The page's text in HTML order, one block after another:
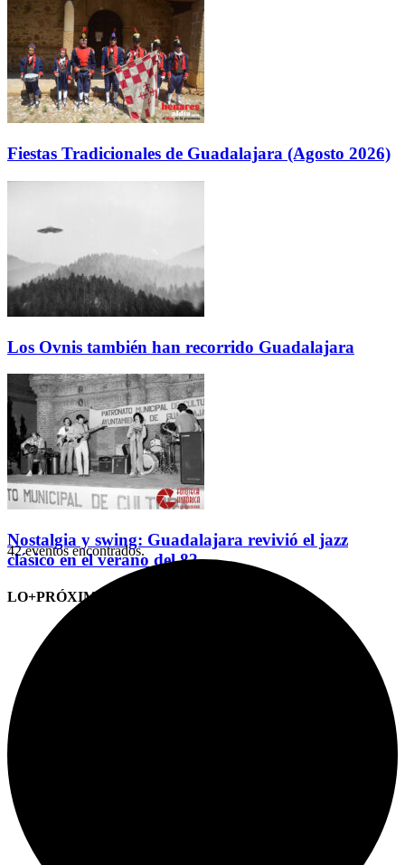
Fiestas Tradicionales de Guadalajara (Agosto 2026)
Los Ovnis también han recorrido Guadalajara
Nostalgia y swing: Guadalajara revivió el jazz
clásico en el verano del 82
LO+PRÓXIMO (CITAS)
42 eventos encontrados.